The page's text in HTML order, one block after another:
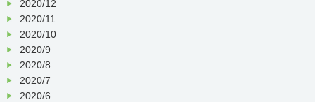
2020/12
2020/11
2020/10
2020/9
2020/8
2020/7
2020/6